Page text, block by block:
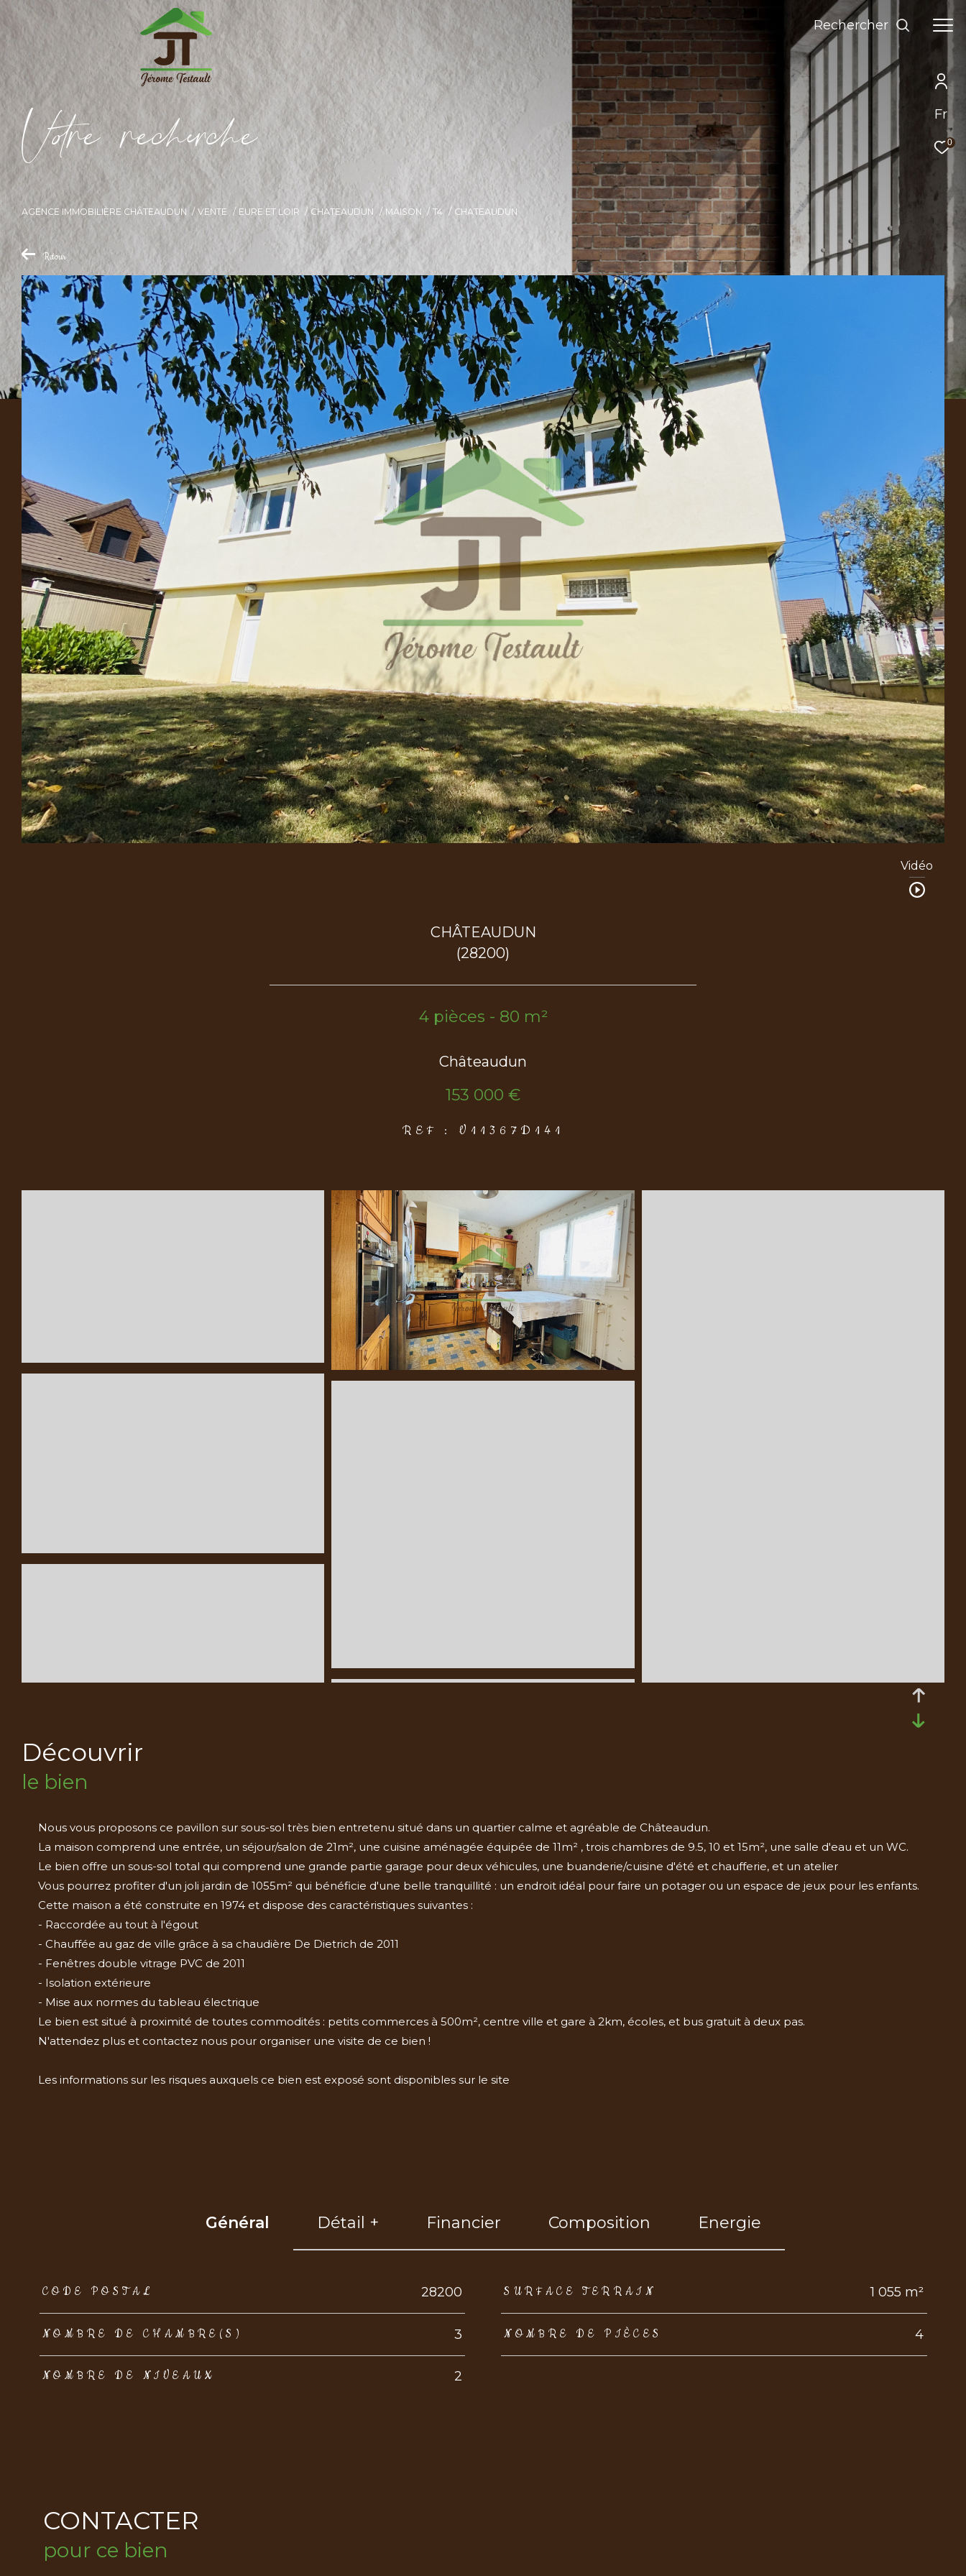
Fr
0
Rechercher
Vore recece
AGENCE IMMOBILIÈRE CHÂTEAUDUN VENTE EURE ET LOIR CHATEAUDUN MAISON T4 CHATEAUDUN
Retour
Vidéo
CHÂTEAUDUN
(28200)
4 pièces - 80 m²
Châteaudun
153 000 €
REF : V11367D141
découvrir
le bien
Nous vous proposons ce pavillon sur sous-sol très bien entretenu situé dans un quartier calme et agréable de Châteaudun.
La maison comprend une entrée, un séjour/salon de 21m², une cuisine aménagée équipée de 11m² , trois chambres de 9.5, 10 et 15m², une salle d'eau et un WC.
Le bien offre un sous-sol total qui comprend une grande partie garage pour deux véhicules, une buanderie/cuisine d'été et chaufferie, et un atelier
Vous pourrez profiter d'un joli jardin de 1055m² qui bénéficie d'une belle tranquillité : un endroit idéal pour faire un potager ou un espace de jeux pour les enfants.
Cette maison a été construite en 1974 et dispose des caractéristiques suivantes :
- Raccordée au tout à l'égout
- Chauffée au gaz de ville grâce à sa chaudière De Dietrich de 2011
- Fenêtres double vitrage PVC de 2011
- Isolation extérieure
- Mise aux normes du tableau électrique
Le bien est situé à proximité de toutes commodités : petits commerces à 500m², centre ville et gare à 2km, écoles, et bus gratuit à deux pas.
N'attendez plus et contactez nous pour organiser une visite de ce bien !
Les informations sur les risques auxquels ce bien est exposé sont disponibles sur le site
Général Détail + Financier Composition Energie
TRAD_ZEPHYR_Caracteristique
CODE POSTAL 28200 SURFACE TERRAIN 1 055 m²
NOMBRE DE CHAMBRE(S) 3 NOMBRE DE PIÈCES 4
NOMBRE DE NIVEAUX 2
CONTACTER
pour ce bien